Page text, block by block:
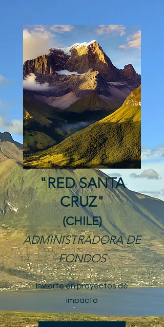
"RED SANTA
CRUZ"
(CHILE)
ADMINISTRADORA DE
FONDOS
Invierte en proyectos de
impacto